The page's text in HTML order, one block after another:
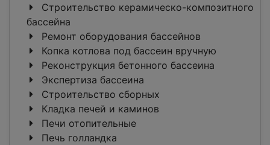
Строительство керамическо-композитного
бассейна
Ремонт оборудования бассейнов
Копка котлова под бассеин вручную
Реконструкция бетонного бассеина
Экспертиза бассеина
Строительство сборных
Кладка печей и каминов
Печи отопительные
Печь голландка